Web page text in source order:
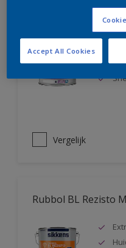
Rubbol BL Rezisto
Vergelijk
Rubbol BL Rezisto
Accept All Cookies